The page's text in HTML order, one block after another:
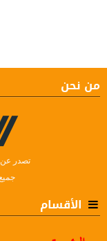
من نحن
تصدر عن
جميع
الأقسام